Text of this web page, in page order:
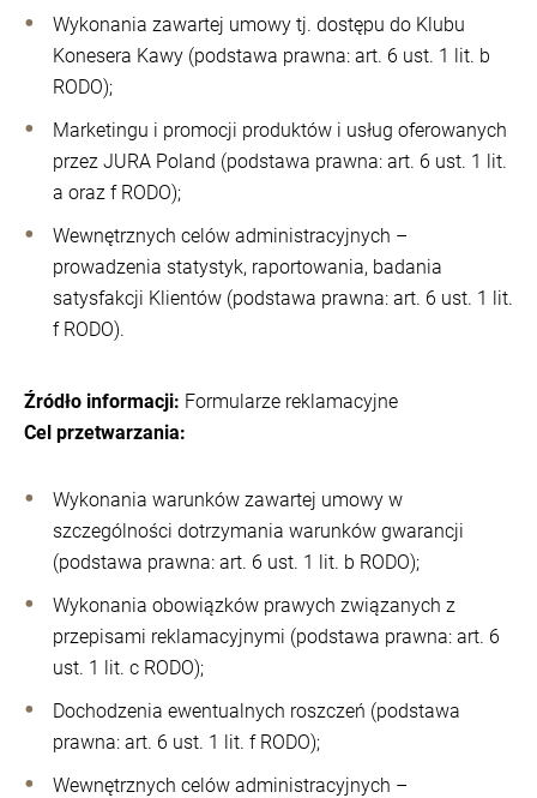
Wykonania zawartej umowy tj. dostępu do Klubu
Konesera Kawy (podstawa prawna: art. 6 ust. 1 lit. b
RODO);
Marketingu i promocji produktów i usług oferowanych
przez JURA Poland (podstawa prawna: art. 6 ust. 1 lit.
a oraz f RODO);
Wewnętrznych celów administracyjnych –
prowadzenia statystyk, raportowania, badania
satysfakcji Klientów (podstawa prawna: art. 6 ust. 1 lit.
f RODO).
Źródło informacji: Formularze reklamacyjne
Cel przetwarzania:
Wykonania warunków zawartej umowy w
szczególności dotrzymania warunków gwarancji
(podstawa prawna: art. 6 ust. 1 lit. b RODO);
Wykonania obowiązków prawych związanych z
przepisami reklamacyjnymi (podstawa prawna: art. 6
ust. 1 lit. c RODO);
Dochodzenia ewentualnych roszczeń (podstawa
prawna: art. 6 ust. 1 lit. f RODO);
Wewnętrznych celów administracyjnych –